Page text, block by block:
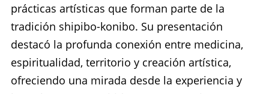
prácticas artísticas que forman parte de la
tradición shipibo-konibo. Su presentación
destacó la profunda conexión entre medicina,
espiritualidad, territorio y creación artística,
ofreciendo una mirada desde la experiencia y